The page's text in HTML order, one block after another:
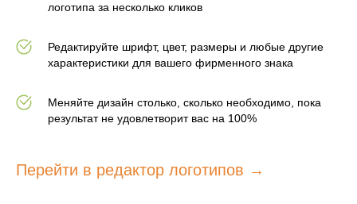
логотипа за несколько кликов
Редактируйте шрифт, цвет, размеры и любые другие
характеристики для вашего фирменного знака
Меняйте дизайн столько, сколько необходимо, пока
результат не удовлетворит вас на 100%
Перейти в редактор логотипов